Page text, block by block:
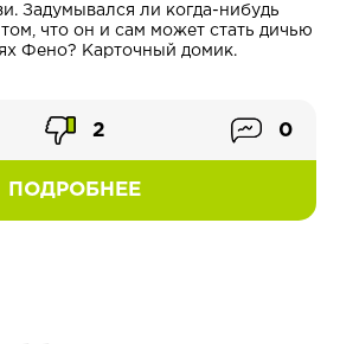
Задумывался ли когда-нибудь
что он и сам может стать дичью
Фено? Карточный домик.
ПОДРОБНЕЕ
2 0